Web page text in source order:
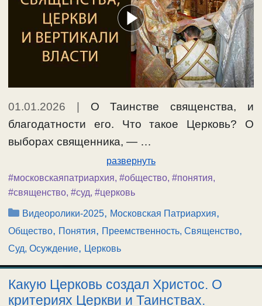
01.01.2026
О Таинстве священства, и
благодатности его. Что такое Церковь? О
выборах священника, — …
развернуть
#московскаяпатриархия, #общество, #понятия,
#священство, #суд, #церковь
Рубрики
Видеоролики-2025, Московская Патриархия,
Общество, Понятия, Преемственность, Священство,
Суд, Осуждение, Церковь
Какую Церковь создал Христос. О
критериях Церкви и Таинствах.